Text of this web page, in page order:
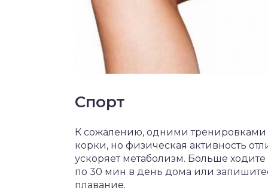
Спорт
К сожалению, одними тренировками
корки, но физическая активность
ускоряет метаболизм. Больше
по 30 мин в день дома или
плавание.